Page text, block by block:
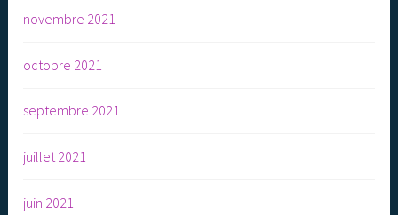
novembre 2021
octobre 2021
septembre 2021
juillet 2021
juin 2021